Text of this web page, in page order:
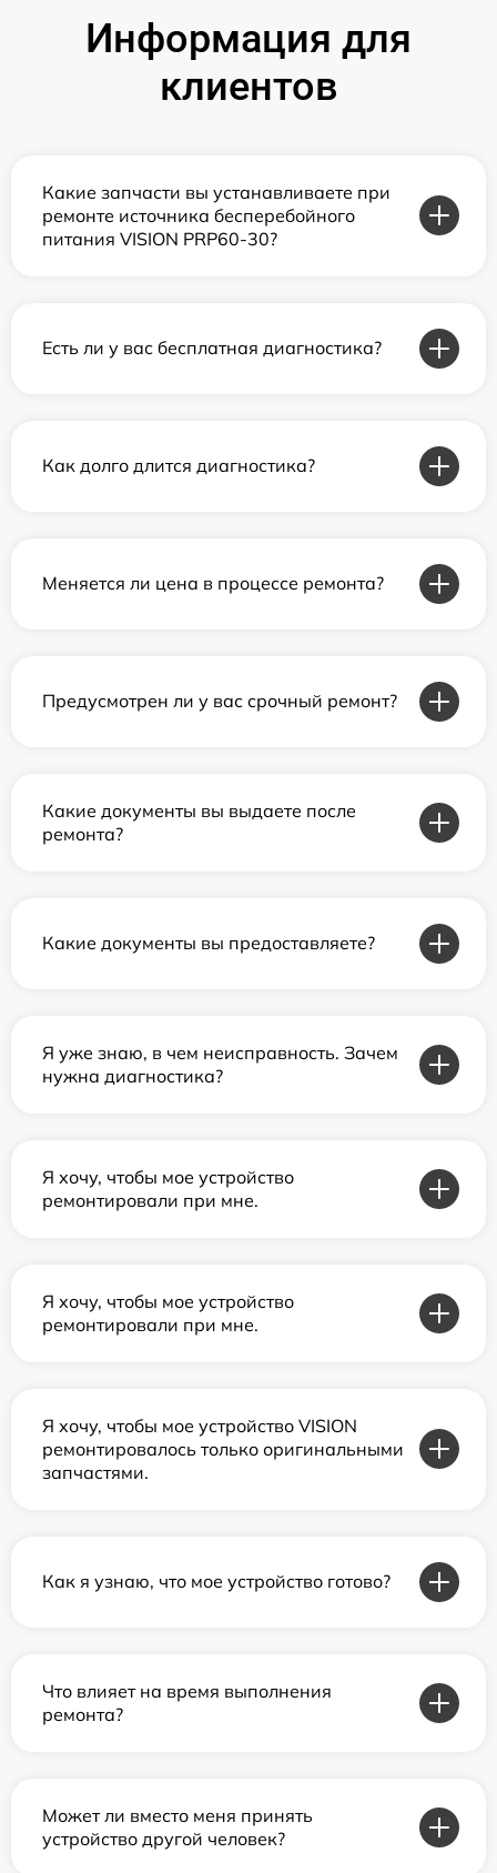
Информация для
клиентов
Какие запчасти вы устанавливаете при
ремонте источника бесперебойного
питания VISION PRP60-30?
Есть ли у вас бесплатная диагностика?
Как долго длится диагностика?
Меняется ли цена в процессе ремонта?
Предусмотрен ли у вас срочный ремонт?
Какие документы вы выдаете после
ремонта?
Какие документы вы предоставляете?
Я уже знаю, в чем неисправность. Зачем
нужна диагностика?
Я хочу, чтобы мое устройство
ремонтировали при мне.
Я хочу, чтобы мое устройство
ремонтировали при мне.
Я хочу, чтобы мое устройство VISION
ремонтировалось только оригинальными
запчастями.
Как я узнаю, что мое устройство готово?
Что влияет на время выполнения
ремонта?
Может ли вместо меня принять
устройство другой человек?